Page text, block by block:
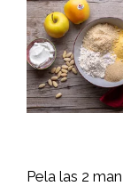
Pela las 2